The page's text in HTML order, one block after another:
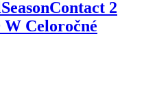
2
W Celoročné